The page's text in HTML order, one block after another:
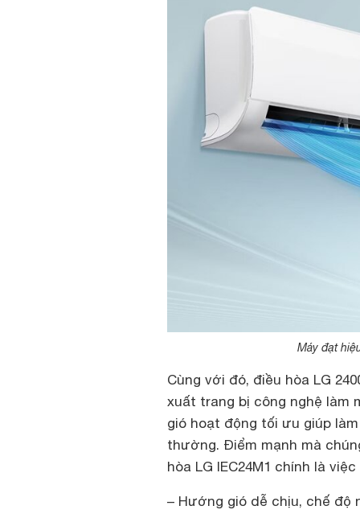
Máy đạt
Cùng với đó, điều hòa LG
xuất trang bị công nghệ làm
gió hoạt động tối ưu giúp
thường. Điểm mạnh mà
hòa LG IEC24M1 chính là
– Hướng gió dễ chịu, chế độ